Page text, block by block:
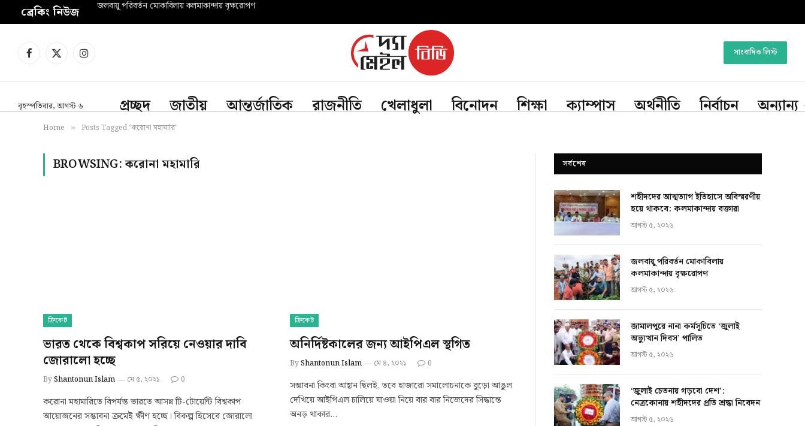
ব্রেকিং নিউজ জলবায়ু পরিবর্তন মোকাবিলায় কলমাকান্দায় বৃক্ষরোপণ
Facebook
X
Instagram সাংবাদিক লিস্ট
বৃহস্পতিবার, আগস্ট ৬ প্রচ্ছদ জাতীয় আন্তর্জাতিক রাজনীতি খেলাধুলা বিনোদন শিক্ষা ক্যাম্পাস অর্থনীতি নির্বাচন অন্যান্য
Home » Posts Tagged "করোনা মহামারি"
BROWSING:করোনা মহামারি
ক্রিকেট
ভারত থেকে বিশ্বকাপ সরিয়ে নেওয়ার দাবি
জোরালো হচ্ছে
ByShantonun Islam মে ৫, ২০২১ 0
করোনা মহামারিতে বিপর্যস্ত ভারতে আসন্ন টি-টোয়েন্টি বিশ্বকাপ
আয়োজনের সম্ভাবনা ক্রমেই ক্ষীণ হচ্ছে। বিকল্প হিসেবে জোরালো
ক্রিকেট
অনির্দিষ্টকালের জন্য আইপিএল স্থগিত
ByShantonun Islam মে ৪, ২০২১ 0
সম্ভাবনা কিংবা আহ্বান ছিলই, তবে হাজারো সমালোচনাকে বুড়ো আঙুল
দেখিয়ে আইপিএল চালিয়ে যাওয়া নিয়ে বার বার নিজেদের সিদ্ধান্তে
অনড় থাকার…
সর্বশেষ
শহীদদের আত্মত্যাগ ইতিহাসে অবিস্মরণীয়
হয়ে থাকবে: কলমাকান্দায় বক্তারা
আগস্ট ৫, ২০২৬
জলবায়ু পরিবর্তন মোকাবিলায়
কলমাকান্দায় বৃক্ষরোপণ
আগস্ট ৫, ২০২৬
জামালপুরে নানা কর্মসূচিতে ‘জুলাই
অভ্যুত্থান দিবস’ পালিত
আগস্ট ৫, ২০২৬
‘জুলাই চেতনায় গড়বো দেশ’:
নেত্রকোনায় শহীদদের প্রতি শ্রদ্ধা নিবেদন
আগস্ট ৫, ২০২৬